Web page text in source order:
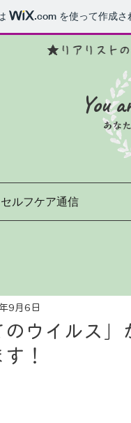
.com を使って作成
You
あな
セルフケア通信
のウイルス
！
9月6日